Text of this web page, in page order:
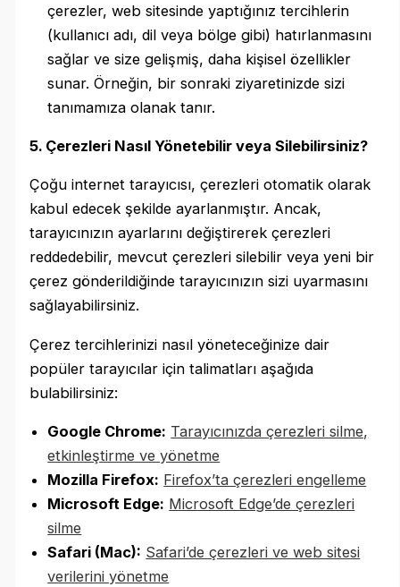
çerezler, web sitesinde yaptığınız tercihlerin
(kullanıcı adı, dil veya bölge gibi) hatırlanmasını
sağlar ve size gelişmiş, daha kişisel özellikler
sunar. Örneğin, bir sonraki ziyaretinizde sizi
tanımamıza olanak tanır.
5. Çerezleri Nasıl Yönetebilir veya Silebilirsiniz?
Çoğu internet tarayıcısı, çerezleri otomatik olarak
kabul edecek şekilde ayarlanmıştır. Ancak,
tarayıcınızın ayarlarını değiştirerek çerezleri
reddedebilir, mevcut çerezleri silebilir veya yeni bir
çerez gönderildiğinde tarayıcınızın sizi uyarmasını
sağlayabilirsiniz.
Çerez tercihlerinizi nasıl yöneteceğinize dair
popüler tarayıcılar için talimatları aşağıda
bulabilirsiniz:
Google Chrome: Tarayıcınızda çerezleri silme,
etkinleştirme ve yönetme
Mozilla Firefox: Firefox’ta çerezleri engelleme
Microsoft Edge: Microsoft Edge’de çerezleri
silme
Safari (Mac): Safari’de çerezleri ve web sitesi
verilerini yönetme